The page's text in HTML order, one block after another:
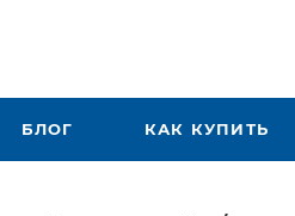
БЛОГ КАК КУПИТЬ